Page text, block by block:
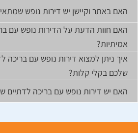
האם באתר וקיישן יש דירות נופש
האם חוות הדעת על הדירות נופש עם
אמיתיות?
איך ניתן למצוא דירות נופש עם בריכה
שלכם בקלי קלות?
האם יש דירות נופש עם בריכה לדתיים